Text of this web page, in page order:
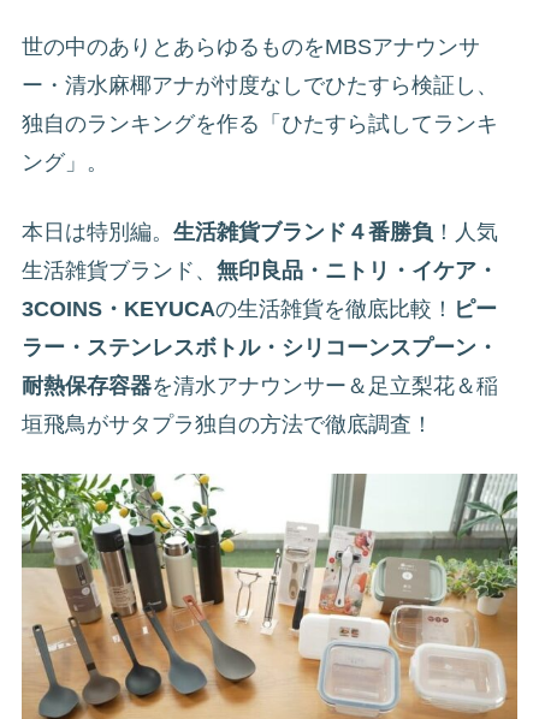
世の中のありとあらゆるものをMBSアナウンサ
ー・清水麻椰アナが忖度なしでひたすら検証し、
独自のランキングを作る「ひたすら試してランキ
ング」。
本日は特別編。 生活雑貨ブランド４番勝負 ！人気
生活雑貨ブランド、 無印良品・ニトリ・イケア・
3COINS・KEYUCAの生活雑貨を徹底比較！ ピー
ラー・ステンレスボトル・シリコーンスプーン・
耐熱保存容器を清水アナウンサー＆足立梨花＆稲
垣飛鳥がサタプラ独自の方法で徹底調査！